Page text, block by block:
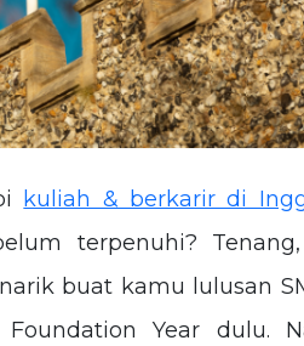
kuliah & berkarir di
terpenuhi?
buat kamu lulusan
Year dulu.